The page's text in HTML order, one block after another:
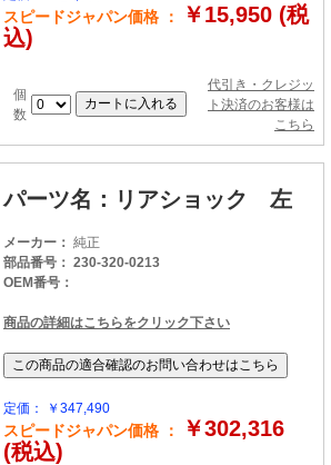
スピードジャパン価格 ：
￥15,950 (税
込)
個
数
代引き・クレジッ
ト決済のお客様は
こちら
パーツ名：リアショック 左
メーカー： 純正
部品番号： 230-320-0213
OEM番号：
商品の詳細はこちらをクリック下さい
定価： ￥347,490
スピードジャパン価格 ：
￥302,316
(税込)